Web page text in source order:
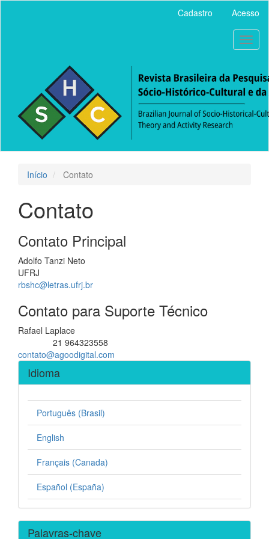
Navegação
Principal
Conteúdo
principal
Barra
Lateral
Cadastro Acesso
Início Contato
Contato
Contato Principal
Adolfo Tanzi Neto
UFRJ
rbshc@letras.ufrj.br
Contato para Suporte Técnico
Rafael Laplace
21 964323558
contato@agoodigital.com
Idioma
Português (Brasil)
English
Français (Canada)
Español (España)
Palavras-chave